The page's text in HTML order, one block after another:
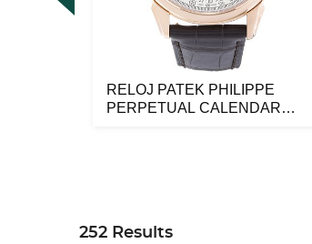
RELOJ PATEK PHILIPPE
PERPETUAL CALENDAR
252 Results